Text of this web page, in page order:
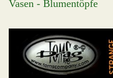
Vasen - Blumentöpfe